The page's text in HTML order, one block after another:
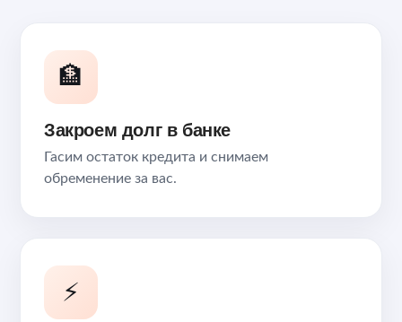
🏦
Закроем долг в банке
Гасим остаток кредита и снимаем
обременение за вас.
⚡